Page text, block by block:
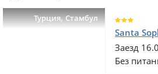
Турция,Стамбул
Santa
Заезд
Без